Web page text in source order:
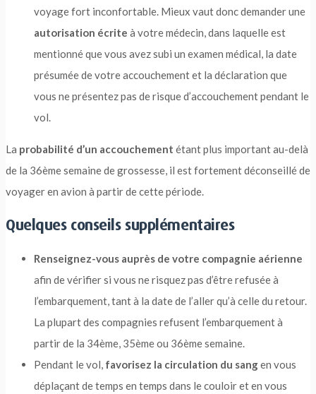
voyage fort inconfortable. Mieux vaut donc demander une
autorisation écrite à votre médecin, dans laquelle est
mentionné que vous avez subi un examen médical, la date
présumée de votre accouchement et la déclaration que
vous ne présentez pas de risque d’accouchement pendant le
vol.
La probabilité d’un accouchement étant plus important au-delà
de la 36ème semaine de grossesse, il est fortement déconseillé de
voyager en avion à partir de cette période.
Quelques conseils supplémentaires
Renseignez-vous auprès de votre compagnie aérienne
afin de vérifier si vous ne risquez pas d’être refusée à
l’embarquement, tant à la date de l’aller qu’à celle du retour.
La plupart des compagnies refusent l’embarquement à
partir de la 34ème, 35ème ou 36ème semaine.
Pendant le vol, favorisez la circulation du sangen vous
déplaçant de temps en temps dans le couloir et en vous